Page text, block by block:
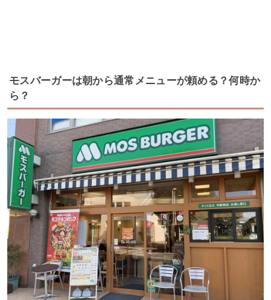
モスバーガーは朝から通常メニューが頼める？何時か
ら？